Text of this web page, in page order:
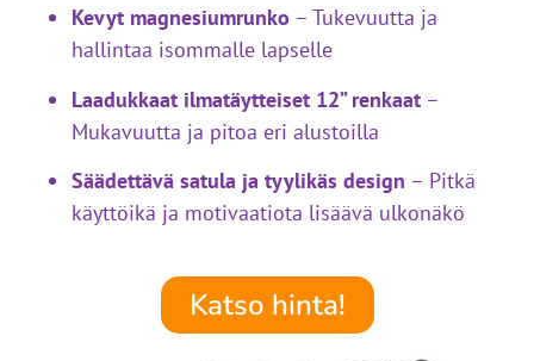
Kevyt magnesiumrunko – Tukevuutta ja
hallintaa isommalle lapselle
Laadukkaat ilmatäytteiset 12” renkaat –
Mukavuutta ja pitoa eri alustoilla
Säädettävä satula ja tyylikäs design – Pitkä
käyttöikä ja motivaatiota lisäävä ulkonäkö
Katso hinta!